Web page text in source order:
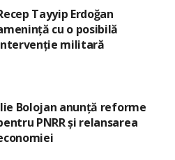
Tayyip Erdoğan
cu o posibilă
militară
Bolojan anunță reforme
PNRR și relansarea